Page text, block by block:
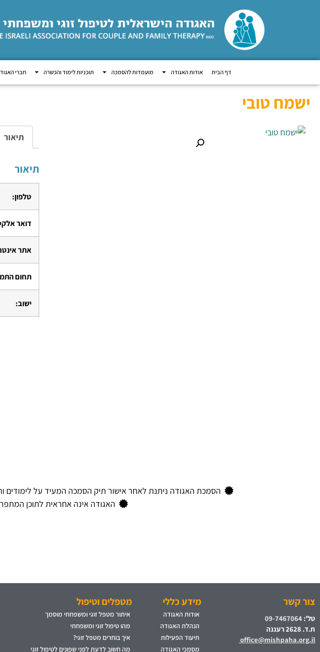
דף הבית אודות האגודה מועמדות להסמכה תוכניות לימוד והכשרה חברי
ישמח טובי
תיאור
תיאור
טלפון:
דואר
אתר
תחום
ישוב:
הסמכת האגודה ניתנת לאחר אישור תיק הסמכה המעיד על לימודים
האגודה אינה אחראית לתוכן
צור קשר
טל': 09-7467064
ת.ד. 2628 רעננה
office@mishpaha.org.il
מידע כללי
אודות האגודה
הנהלת האגודה
תיעוד הפעילות
מסמכי האגודה
מטפלים וטיפול
איתור מטפל זוגי ומשפחתי מוסמך
מהו טיפול זוגי ומשפחתי
איך בוחרים מטפל זוגי?
מה חשוב לדעת לפני שפונים לטיפול זוגי